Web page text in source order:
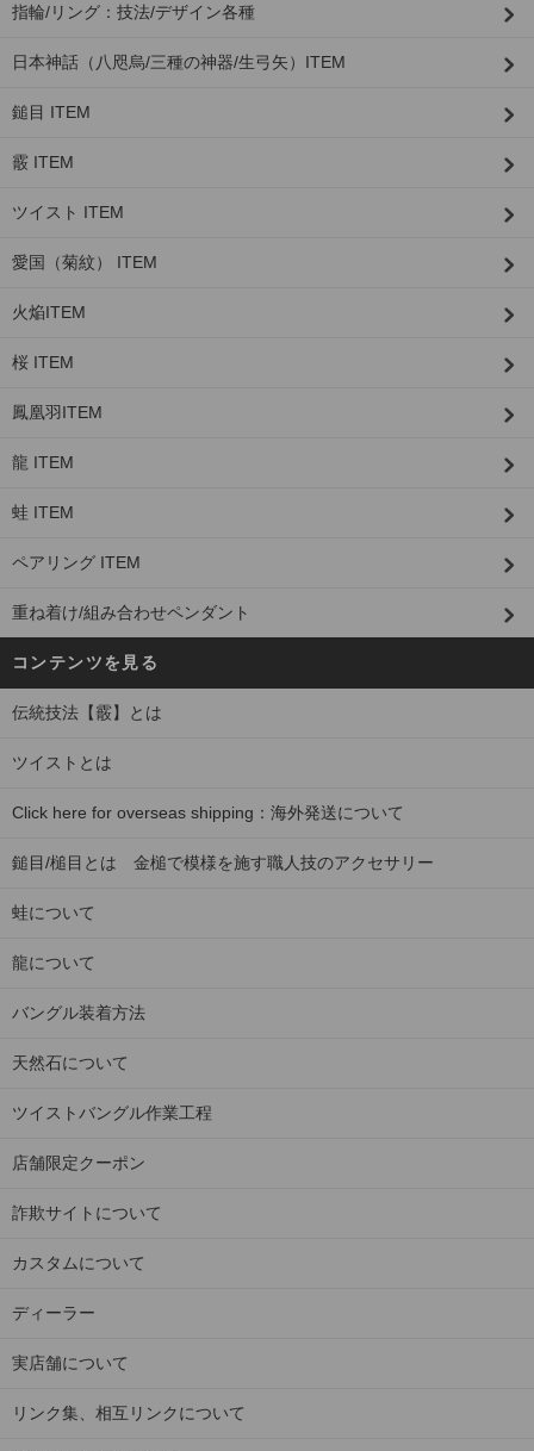
指輪/リング：技法/デザイン各種
日本神話（八咫烏/三種の神器/生弓矢）ITEM
鎚目 ITEM
霰 ITEM
ツイスト ITEM
愛国（菊紋） ITEM
火焔ITEM
桜 ITEM
鳳凰羽ITEM
龍 ITEM
蛙 ITEM
ペアリング ITEM
重ね着け/組み合わせペンダント
コンテンツを見る
伝統技法【霰】とは
ツイストとは
Click here for overseas shipping：海外発送について
鎚目/槌目とは 金槌で模様を施す職人技のアクセサリー
蛙について
龍について
バングル装着方法
天然石について
ツイストバングル作業工程
店舗限定クーポン
詐欺サイトについて
カスタムについて
ディーラー
実店舗について
リンク集、相互リンクについて